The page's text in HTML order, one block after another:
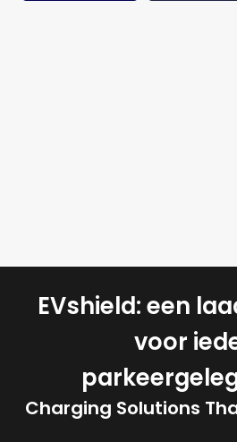
EVshield: een
voor
Charging Solutions